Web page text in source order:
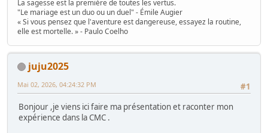
La sagesse est la première de toutes les vertus.
"Le mariage est un duo ou un duel" - Émile Augier
« Si vous pensez que l'aventure est dangereuse, essayez la routine,
elle est mortelle. » - Paulo Coelho
juju2025
#1
Mai 02, 2026, 04:24:32 PM
Bonjour ,je viens ici faire ma présentation et raconter mon
expérience dans la CMC .